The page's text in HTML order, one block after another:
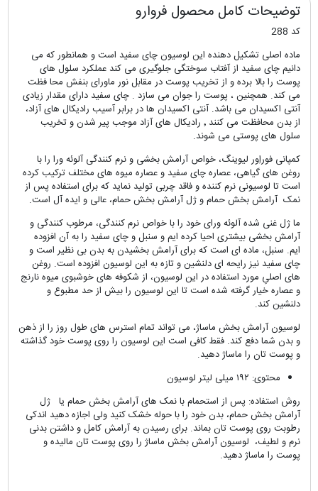
توضیحات کامل محصول فروارو
کد 288
ماده اصلی تشکیل دهنده این لوسیون چای سفید است و همانطور که می
دانیم چای سفید از آفتاب سوختگی جلوگیری می کند عملکرد سلول های
پوست را بالا برده و از تخریب پوست در مقابل نور ماورای بنفش محا فظت
می کند. همچنین ، پوست را جوان می سازد . چای سفید دارای مقدار زیادی
آنتی اکسیدان می باشد. آنتی اکسیدان ها در برابر آسیب رادیکال های آزاد،
از بدن محافظت می کنند ٬ رادیکال های آزاد موجب پیر شدن و تخریب
سلول های پوستی می شوند.
کمپانی فوراِور لیوینگ، خواص آرامش بخشی و نرم کنندگی آلوئه ورا را با
روغن های گیاهی، عصاره چای سفید و عصاره میوه های مختلف ترکیب کرده
است تا لوسیونی نرم کننده و فاقد چربی تولید نماید که برای استفاده پس از
نمک آرامش بخش حمام و ژل آرامش بخش حمام، عالی و ایده آل است.
ما ژل غنی شده آلوئه ورای خود را با خواص نرم کنندگی، مرطوب کنندگی و
آرامش بخشی بیشتری احیا کرده ایم و سنبل و چای سفید را به آن افزوده
ایم. سنبل، ماده ای است که برای آرامش بخشیدن به بدن بی نظیر است و
چای سفید نیز رایحه ای دلنشین و تازه به این لوسیون افزوده است. روغن
های اصلیِ مورد استفاده در این لوسیون، از شکوفه های خوشبوی میوه نارنج
و عصاره خیار گرفته شده است تا این لوسیون را بیش از حد مطبوع و
دلنشین کند.
لوسیون آرامش بخش ماساژ، می تواند تمام استرس های طول روز را از ذهن
و بدن شما دفع کند. فقط کافی است این لوسیون را روی پوست خود گذاشته
و پوست تان را ماساژ دهید.
محتوی: ۱۹۲ میلی لیتر لوسیون
روش استفاده: پس از استحمام با نمک های آرامش بخش حمام یا ژل
آرامش بخش حمام، بدن خود را با حوله خشک کنید ولی اجازه دهید اندکی
رطوبت روی پوست تان بماند. برای رسیدن به آرامش کامل و داشتن بدنی
نرم و لطیف، لوسیون آرامش بخش ماساژ را روی پوست تان مالیده و
پوست را ماساژ دهید.